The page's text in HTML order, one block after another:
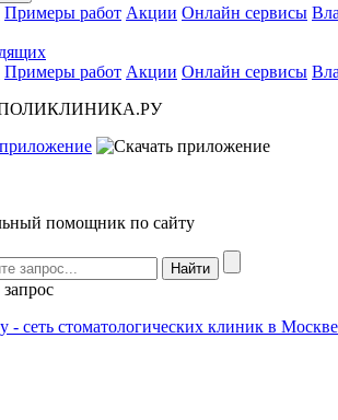
Примеры работ Акции Онлайн сервисы
Примеры работ Акции Онлайн сервисы
ПОЛИКЛИНИКА.РУ
приложение
помощник по сайту
- сеть стоматологических клиник в Москве